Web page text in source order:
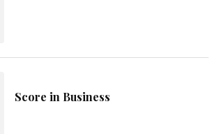
Score in Business